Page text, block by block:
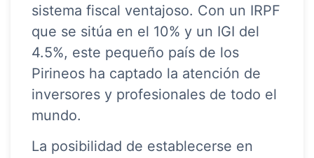
sistema fiscal ventajoso. Con un IRPF
que se sitúa en el 10% y un IGI del
4.5%, este pequeño país de los
Pirineos ha captado la atención de
inversores y profesionales de todo el
mundo.
La posibilidad de establecerse en